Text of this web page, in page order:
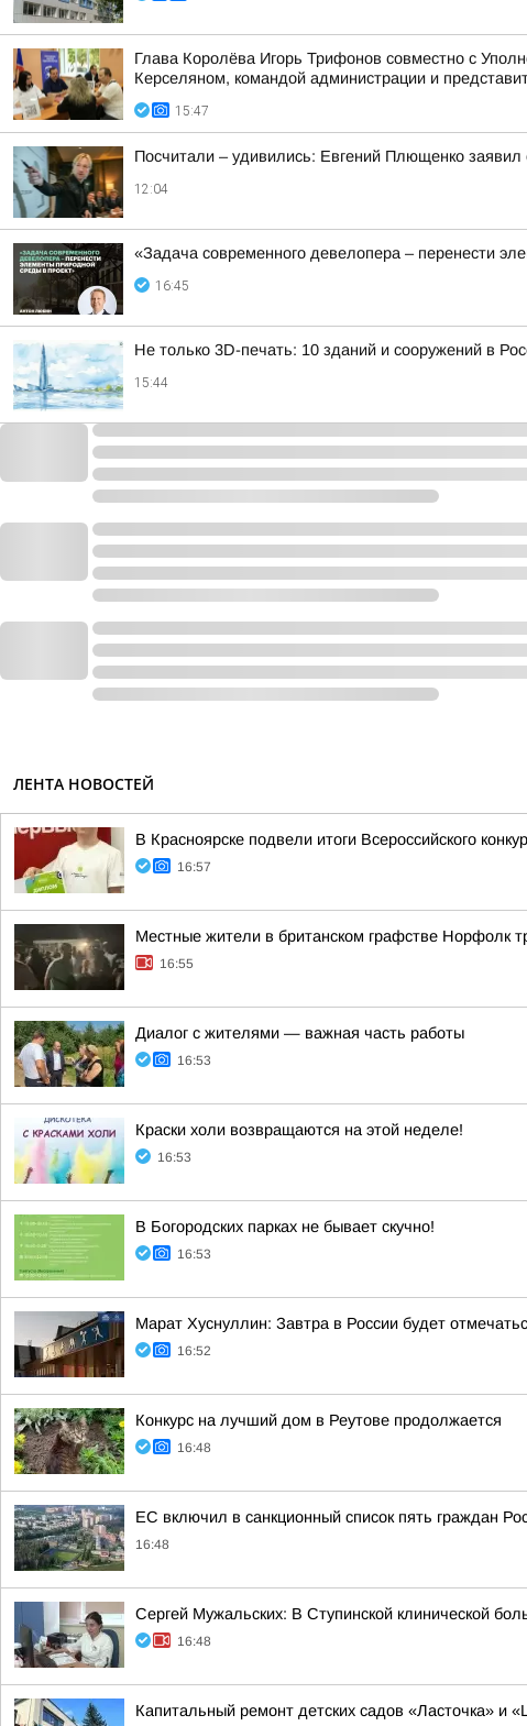
Глава Королёва Игорь Трифонов совместно с
Керселяном, командой администрации и
15:47
Посчитали – удивились: Евгений Плющенко
12:04
«Задача современного девелопера – перенести
16:45
Не только 3D-печать: 10 зданий и сооружений в
15:44
ЛЕНТА НОВОСТЕЙ
В Красноярске подвели итоги Всероссийского
16:57
Местные жители в британском графстве Норфолк
16:55
Диалог с жителями — важная часть работы
16:53
Краски холи возвращаются на этой неделе!
16:53
В Богородских парках не бывает скучно!
16:53
Марат Хуснуллин: Завтра в России будет
16:52
Конкурс на лучший дом в Реутове продолжается
16:48
ЕС включил в санкционный список пять граждан
16:48
Сергей Мужальских: В Ступинской клинической
16:48
Капитальный ремонт детских садов «Ласточка» и